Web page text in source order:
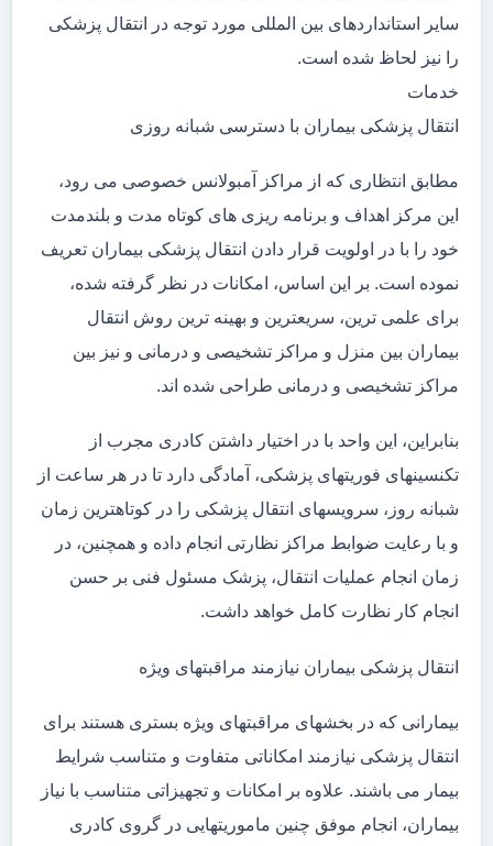
سایر استانداردهای بین المللی مورد توجه در انتقال پزشکی
را نیز لحاظ شده است.
خدمات
انتقال پزشکی بیماران با دسترسی شبانه روزی
مطابق انتظاری که از مراکز آمبولانس خصوصی می رود،
این مرکز اهداف و برنامه ریزی های کوتاه مدت و بلندمدت
خود را با در اولویت قرار دادن انتقال پزشکی بیماران تعریف
نموده است. بر این اساس، امکانات در نظر گرفته شده،
برای علمی ترین، سریعترین و بهینه ترین روش انتقال
بیماران بین منزل و مراکز تشخیصی و درمانی و نیز بین
مراکز تشخیصی و درمانی طراحی شده اند.
بنابراین، این واحد با در اختیار داشتن کادری مجرب از
تکنسینهای فوریتهای پزشکی، آمادگی دارد تا در هر ساعت از
شبانه روز، سرویسهای انتقال پزشکی را در کوتاهترین زمان
و با رعایت ضوابط مراکز نظارتی انجام داده و همچنین، در
زمان انجام عملیات انتقال، پزشک مسئول فنی بر حسن
انجام کار نظارت کامل خواهد داشت.
انتقال پزشکی بیماران نیازمند مراقبتهای ویژه
بیمارانی که در بخشهای مراقبتهای ویژه بستری هستند برای
انتقال پزشکی نیازمند امکاناتی متفاوت و متناسب شرایط
بیمار می باشند. علاوه بر امکانات و تجهیزاتی متناسب با نیاز
بیماران، انجام موفق چنین ماموریتهایی در گروی کادری